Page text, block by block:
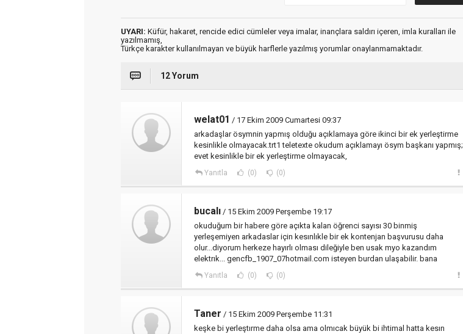
UYARI: Küfür, hakaret, rencide edici cümleler veya imalar, inançlara saldırı içeren, imla kuralları ile
yazılmamış,
Türkçe karakter kullanılmayan ve büyük harflerle yazılmış yorumlar onaylanmamaktadır.
12 Yorum
welat01 / 17 Ekim 2009 Cumartesi 09:37
arkadaşlar ösymnin yapmış olduğu açıklamaya göre ikinci bir ek yerleştirme
kesinlikle olmayacak.trt1 teletexte okudum açıklamayı ösym başkanı yapmış;
evet kesinlikle bir ek yerleştirme olmayacak,
Yanıtla (0) (0)
bucalı / 15 Ekim 2009 Perşembe 19:17
okuduğum bir habere göre açıkta kalan öğrenci sayısı 30 binmiş
yerleşemiyen arkadaslar için kesınlıkle bir ek kontenjan başvurusu daha
olur...diyorum herkeze hayırlı olması dileğiyle ben usak myo kazandım
elektrık... gencfb_1907_07hotmail.com isteyen burdan ulaşabilir. bana
Yanıtla (0) (0)
Taner / 15 Ekim 2009 Perşembe 11:31
keşke bi yerleştırme daha olsa ama olmıcak büyük bi ihtimal hatta kesın